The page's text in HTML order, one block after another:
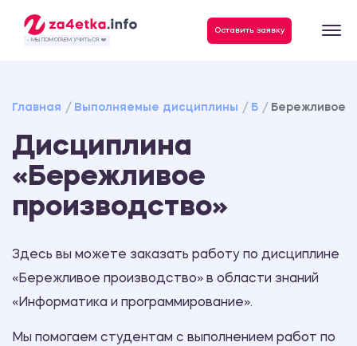
- МЫ ПОМОГАЕМ УЧИТЬСЯ ❤️
Оставить заявку
Главная Выполняемые дисциплины Б Бережливое
Дисциплина
«Бережливое
производство»
Здесь вы можете заказать работу по дисциплине
«Бережливое производство» в области знаний
«Информатика и программирование».
Мы помогаем студентам с выполнением работ по